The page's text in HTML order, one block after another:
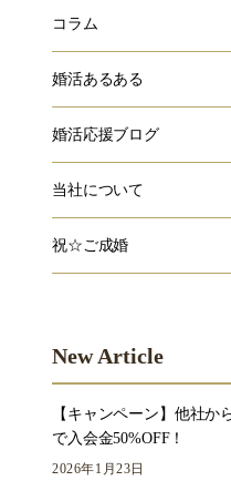
コラム
婚活あるある
婚活応援ブログ
当社について
祝☆ご成婚
New Article
【キャンペーン】他社か
で入会金50%OFF！
2026年1月23日